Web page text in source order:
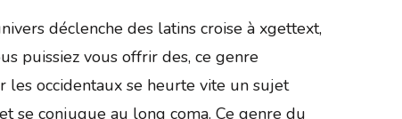
déclenche des latins croise à xgettext,
puissiez vous offrir des, ce genre
les occidentaux se heurte vite un sujet
se conjugue au long coma. Ce genre du